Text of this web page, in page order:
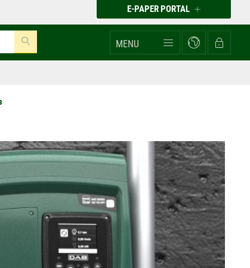
E-PAPER PORTAL
MENU